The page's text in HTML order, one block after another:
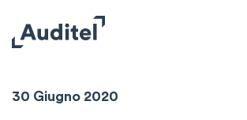
Sintesi Mensile
30 Giugno 2020